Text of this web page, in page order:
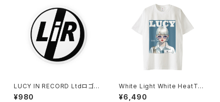
LUCY IN RECORD Ltdロゴバ
ッジ 1020-241126116
¥980
White Light White HeatTシ
ャツ 1014-230221121
¥6,490